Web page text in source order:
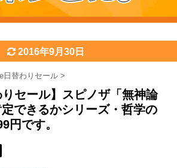
2016年9月30日
日替わりセール >
りセール】スピノザ「無神論
できるかシリーズ・哲学の
円です。